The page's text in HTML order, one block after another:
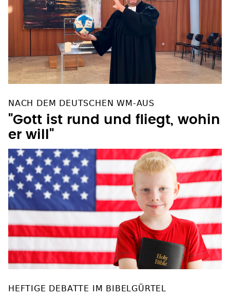
NACH DEM DEUTSCHEN WM-AUS
"Gott ist rund und fliegt, wohin
er will"
HEFTIGE DEBATTE IM BIBELGÜRTEL